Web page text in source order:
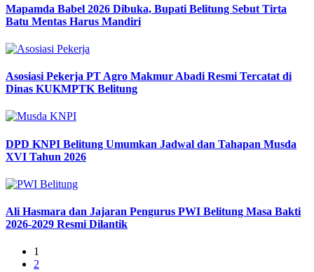
Mapamda Babel 2026 Dibuka, Bupati Belitung Sebut Tirta
Batu Mentas Harus Mandiri
Asosiasi Pekerja PT Agro Makmur Abadi Resmi Tercatat di
Dinas KUKMPTK Belitung
DPD KNPI Belitung Umumkan Jadwal dan Tahapan Musda
XVI Tahun 2026
Ali Hasmara dan Jajaran Pengurus PWI Belitung Masa Bakti
2026-2029 Resmi Dilantik
1
2